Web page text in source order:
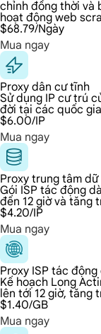
chỉnh đồng thời và
hoạt động web
$68.79/Ngày
Mua ngay
Proxy dân cư tĩnh
Sử dụng IP cư trú
đời tại các quốc
$6.00/IP
Mua ngay
Proxy trung tâm
Gói ISP tác động
đến 12 giờ và tăng
$4.20/IP
Mua ngay
Proxy ISP tác động
Kế hoạch Long
lên tới 12 giờ, tăng
$1.40/GB
Mua ngay